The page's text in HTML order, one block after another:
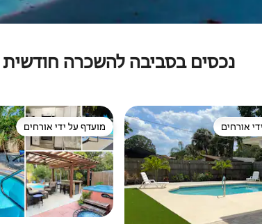
נכסים בסביבה להשכרה חודשית
מועדפים על ידי אורחים
אורחים מועדף על ידי אורחים
מועדף על ידי אורחים